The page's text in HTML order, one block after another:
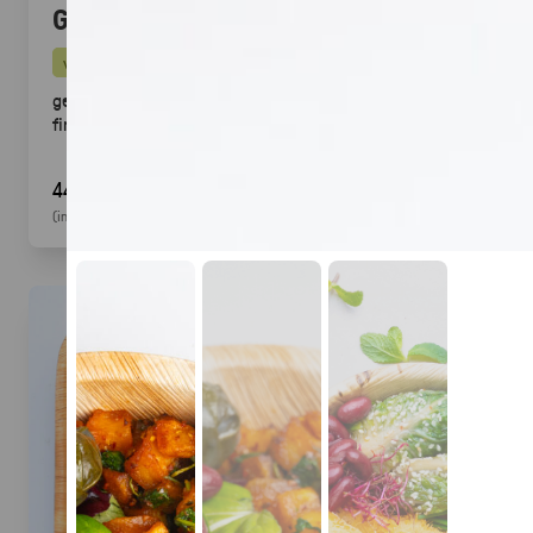
Gegrillte Halloumi Veggie (24 Stück)
vegetarisch
gegrillter Halloumi mit mediterranem Gemüse ·
fingerfood
44,90 €
(inkl. MwSt.)